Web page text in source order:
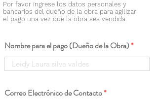
Por favor ingrese los datos personales y
bancarios del dueño de la obra para agilizar
el pago una vez que la obra sea vendida:
Nombre para el pago (Dueño de la Obra)
Correo Electrónico de Contacto